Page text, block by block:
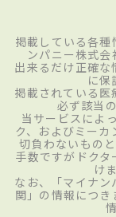
掲載している各
ンパニー株式会
出来るだけ正確な
に保
掲載されている医
必ず該当
当サービスによ
ク、およびミー
切負わないもの
手数ですがドク
け
なお、「マイナン
関」の情報につき